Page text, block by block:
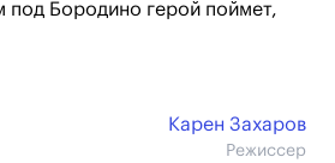
под Бородино герой поймет,
Карен Захаров
Режиссер